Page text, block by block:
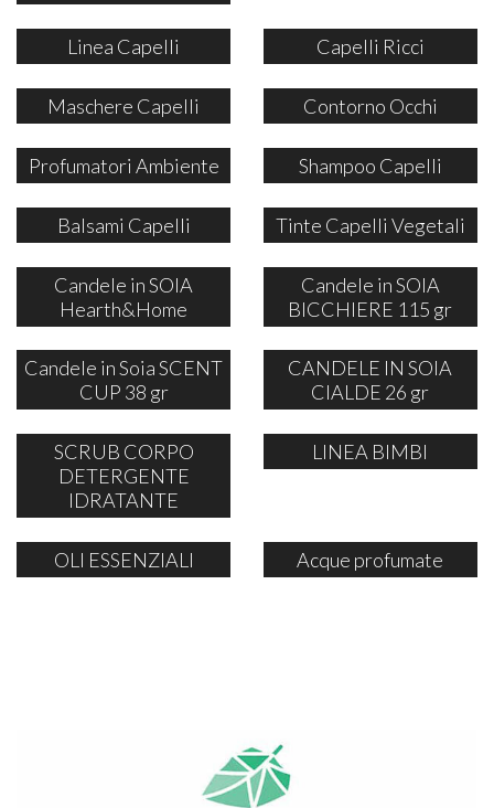
Linea Capelli Capelli Ricci
Maschere Capelli Contorno Occhi
Profumatori Ambiente Shampoo Capelli
Balsami Capelli Tinte Capelli Vegetali
Candele in SOIA
Hearth&Home
Candele in SOIA
BICCHIERE 115 gr
Candele in Soia SCENT
CUP 38 gr
CANDELE IN SOIA
CIALDE 26 gr
SCRUB CORPO
DETERGENTE
IDRATANTE
LINEA BIMBI
OLI ESSENZIALI Acque profumate